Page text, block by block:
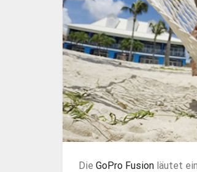
Die GoPro Fusionläutet